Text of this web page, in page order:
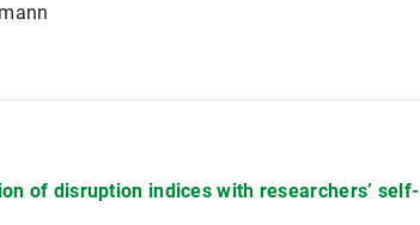
of disruption indices with researchers’ self-